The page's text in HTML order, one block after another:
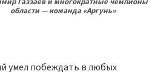
области — команда «Аргунь»
умел побеждать в любых